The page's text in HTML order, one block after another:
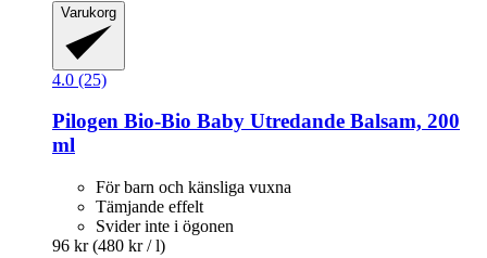
Varukorg
4.0 (25)
Pilogen Bio-​Bio Baby Utredande Balsam, 200
ml
För barn och känsliga vuxna
Tämjande effelt
Svider inte i ögonen
96 kr (480 kr / l)